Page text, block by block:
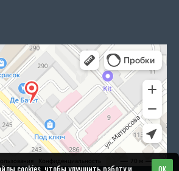
cookies, чтобы улучшить работу и